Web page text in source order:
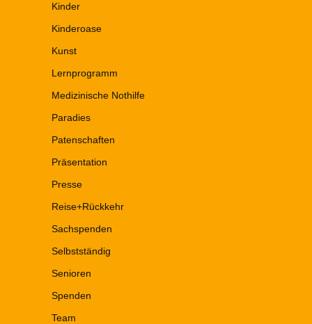
Kinder
Kinderoase
Kunst
Lernprogramm
Medizinische Nothilfe
Paradies
Patenschaften
Präsentation
Presse
Reise+Rückkehr
Sachspenden
Selbstständig
Senioren
Spenden
Team